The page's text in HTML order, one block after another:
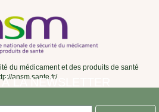
du médicament et des produits de santé
ansm.sante.fr/
LA NEWSLETTER